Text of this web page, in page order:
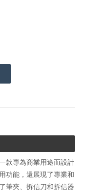
款專為商業用途而設計
功能，還展現了專業和
筆夾、拆信刀和拆信器